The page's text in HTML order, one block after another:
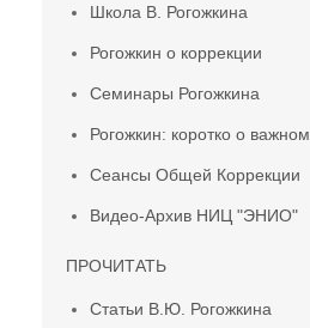
Школа В. Рогожкина
Рогожкин о коррекции
Семинары Рогожкина
Рогожкин: коротко о важном
Сеансы Общей Коррекции
Видео-Архив НИЦ "ЭНИО"
ПРОЧИТАТЬ
Статьи В.Ю. Рогожкина